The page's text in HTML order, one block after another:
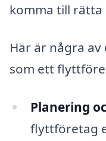
komma till
Här är några
som ett
Planering
flyttföretag